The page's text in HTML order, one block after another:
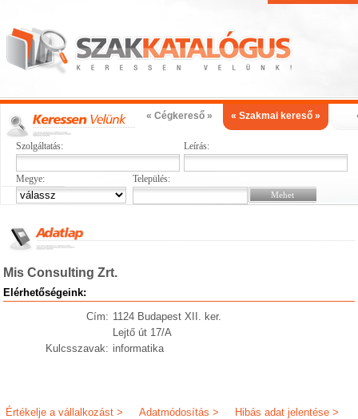
« Cégkereső » « Szakmai kereső »
Szolgáltatás: Leírás:
Megye: Település:
Mis Consulting Zrt.
Elérhetőségeink:
Cím: 1124 Budapest XII. ker.
Lejtő út 17/A
Kulcsszavak: informatika
Hibás adat jelentése >
Adatmódosítás >
Értékelje a vállalkozást >